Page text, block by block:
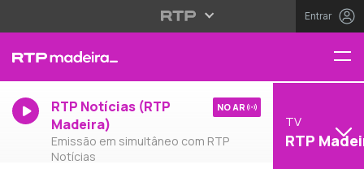
Entrar
RTP Notícias (RTP
Madeira)
Emissão em simultâneo com RTP
Notícias
NO AR
TV
RTP